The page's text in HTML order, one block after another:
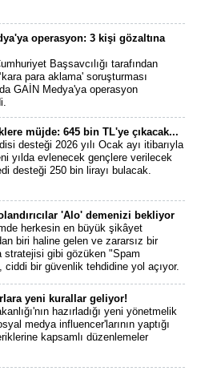
operasyon: 3 kişi gözaltına
Başsavcılığı tarafından
para aklama' soruşturması
GAİN Medya'ya operasyon
müjde: 645 bin TL'ye çıkacak...
desteği 2026 yılı Ocak ayı itibarıyla
yılda evlenecek gençlere verilecek
desteği 250 bin lirayı bulacak.
'Alo' demenizi bekliyor
herkesin en büyük şikâyet
biri haline gelen ve zararsız bir
stratejisi gibi gözüken "Spam
ciddi bir güvenlik tehdidine yol açıyor.
yeni kurallar geliyor!
hazırladığı yeni yönetmelik
medya influencer'larının yaptığı
kapsamlı düzenlemeler